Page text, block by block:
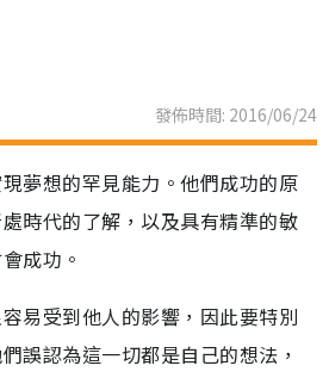
發佈時間: 2016/06/24
夢想的罕見能力。他們成功的原
時代的了解，以及具有精準的敏
成功。
易受到他人的影響，因此要特別
誤認為這一切都是自己的想法，